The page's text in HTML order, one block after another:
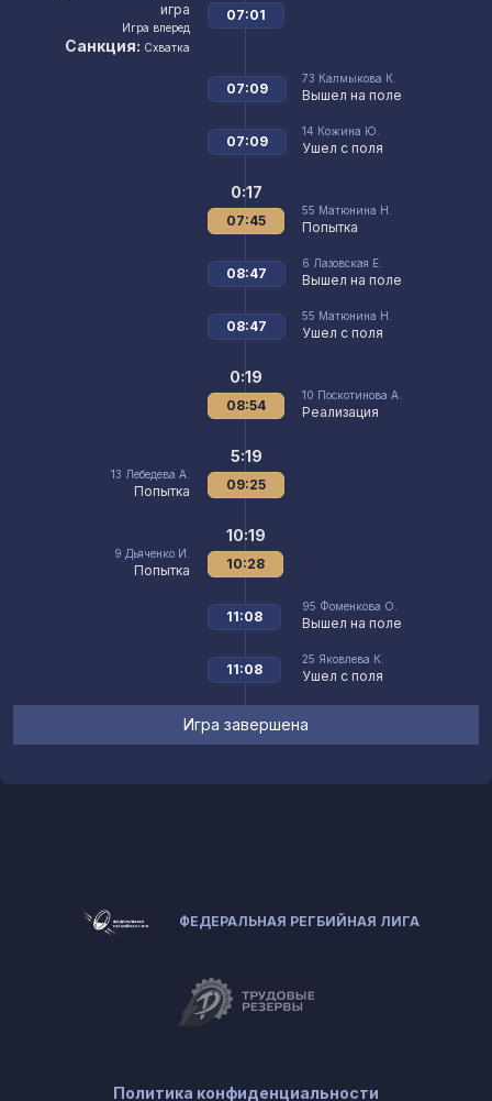
игра
Игра вперед
Санкция: Схватка
07:01
73 Калмыкова К.
Вышел на поле
07:09
14 Кожина Ю.
Ушел с поля
07:09
55 Матюнина Н.
Попытка
0:17
07:45
6 Лазовская Е.
Вышел на поле
08:47
55 Матюнина Н.
Ушел с поля
08:47
10 Поскотинова А.
Реализация
0:19
08:54
13 Лебедева А.
Попытка
5:19
09:25
9 Дьяченко И.
Попытка
10:19
10:28
95 Фоменкова О.
Вышел на поле
11:08
25 Яковлева К.
Ушел с поля
11:08
Игра завершена
ФЕДЕРАЛЬНАЯ РЕГБИЙНАЯ ЛИГА
Политика конфиденциальности